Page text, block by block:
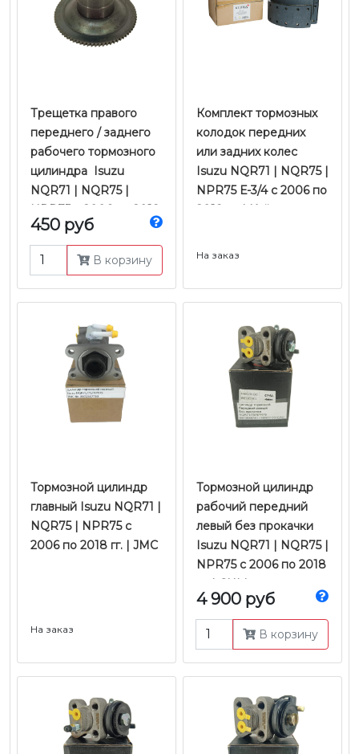
Трещетка правого
переднего / заднего
рабочего тормозного
цилиндра Isuzu
NQR71 | NQR75 |
NPR75 с 2006 по 2018
гг. | JMC
450 руб
В корзину
Комплект тормозных
колодок передних
или задних колес
Isuzu NQR71 | NQR75 |
NPR75 Е-3/4 с 2006 по
2018 гг. | Kujiwa
На заказ
Тормозной цилиндр
главный Isuzu NQR71 |
NQR75 | NPR75 с
2006 по 2018 гг. | JMC
На заказ
Тормозной цилиндр
рабочий передний
левый без прокачки
Isuzu NQR71 | NQR75 |
NPR75 с 2006 по 2018
гг. | CHM
4 900 руб
В корзину